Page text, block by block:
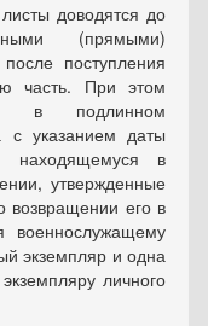
доводятся до
(прямыми)
поступления
часть. При этом
в подлинном
с указанием даты
находящемуся в
утвержденные
возвращении его в
военнослужащему
экземпляр и одна
личного